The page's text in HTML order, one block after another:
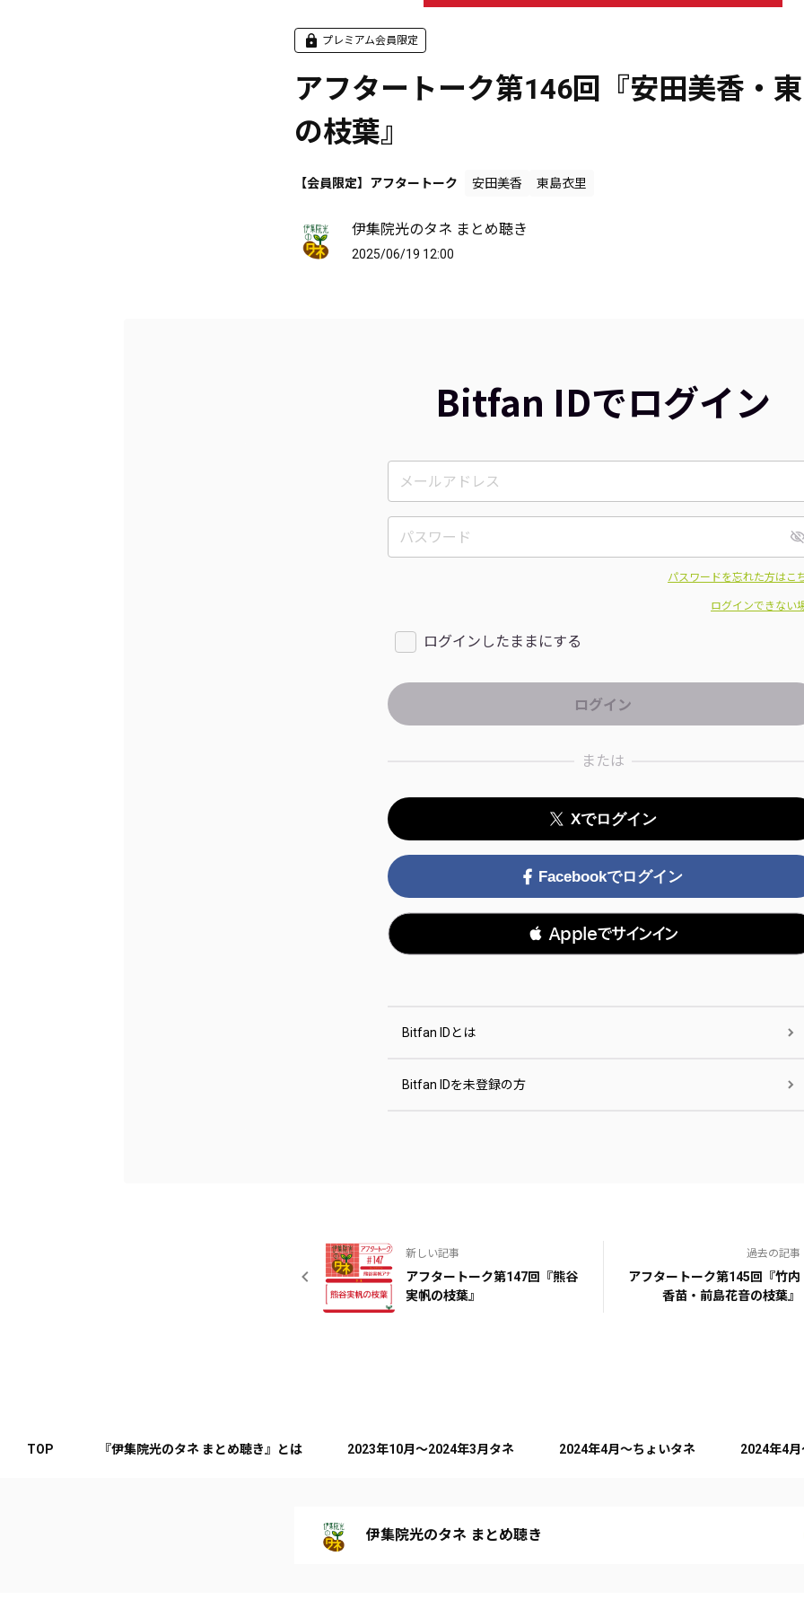
プレミアム会員限定
アフタートーク第146回『安田美香・
の枝葉』
【会員限定】アフタートーク 安田美香 東島衣里
伊集院光のタネ まとめ聴き
2025/06/19 12:00
Bitfan IDでログイン
パスワードを忘れた方はこ
ログインできない
ログインしたままにする
または
Xでログイン
Facebookでログイン
 Appleでサインイン
Bitfan IDとは
Bitfan IDを未登録の方
新しい記事
アフタートーク第147回『熊谷
実帆の枝葉』
過去の記事
アフタートーク第145回『竹内
香苗・前島花音の枝葉』
TOP 『伊集院光のタネ まとめ聴き』とは 2023年10月～2024年3月タネ 2024年4月～ちょいタネ 2024年4月
伊集院光のタネ まとめ聴き